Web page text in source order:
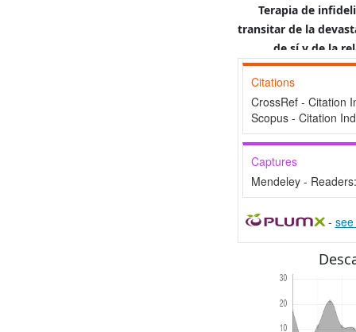
Terapia de
transitar de la
de sí y de la
Colombiana de
10.21501/
Luisa Alejandra
Dora Cecilia
Jacobo
El cuidado como
una vindicación
histórica que afecta
mujeres.
10.25100/
Diego
Con las
cuidado y
Citations
CrossRef - Citation
Scopus - Citation
Captures
Mendeley - Readers:
-